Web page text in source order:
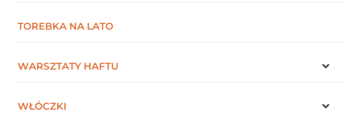
TOREBKA NA LATO
WARSZTATY HAFTU
WŁÓCZKI